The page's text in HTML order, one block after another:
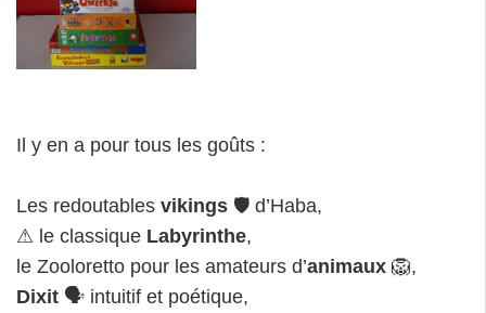
Il y en a pour tous les goûts :
Les redoutables vikings 🛡 d’Haba,
⚠ le classique Labyrinthe,
le Zooloretto pour les amateurs d’animaux 🦁,
Dixit 🗣 intuitif et poétique,